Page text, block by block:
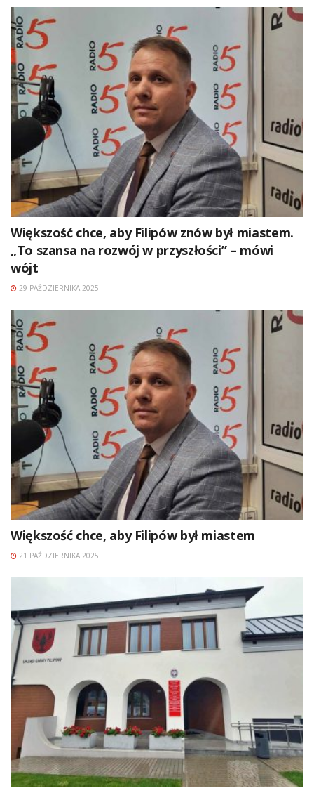
Większość chce, aby Filipów znów był miastem.
„To szansa na rozwój w przyszłości” – mówi
wójt
29 PAŹDZIERNIKA 2025
Większość chce, aby Filipów był miastem
21 PAŹDZIERNIKA 2025